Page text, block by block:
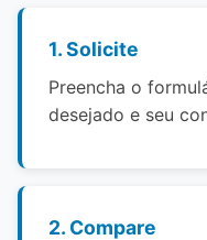
1. Solicite
Preencha o
desejado e seu
2. Compare